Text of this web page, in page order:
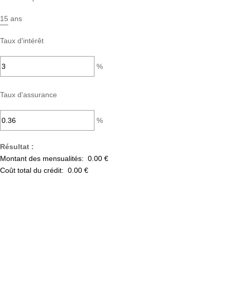
ans
Taux d'intérêt
%
Taux d'assurance
%
Résultat :
Montant des mensualités: 0.00 €
Coût total du crédit: 0.00 €